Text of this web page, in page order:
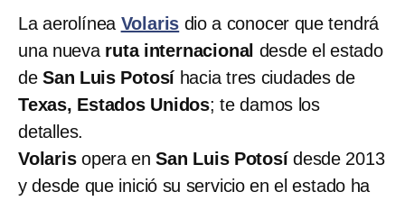
La aerolínea Volaris dio a conocer que tendrá
una nueva ruta internacional desde el estado
de San Luis Potosí hacia tres ciudades de
Texas, Estados Unidos; te damos los
detalles.
Volarisopera enSan Luis Potosídesde 2013
y desde que inició su servicio en el estado ha